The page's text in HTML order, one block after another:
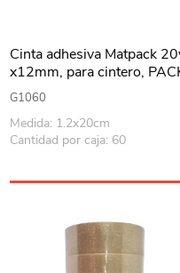
Cinta adhesiva Matpack
x12mm, para cintero,
x12 rollos
G1060
Medida: 1.2x20cm
Cantidad por caja: 60